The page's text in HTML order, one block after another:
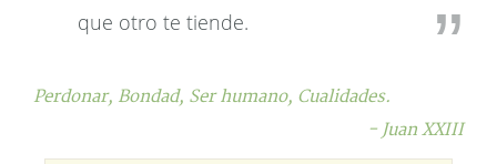
que otro te tiende.
Perdonar, Bondad, Ser humano, Cualidades.
- Juan XXIII